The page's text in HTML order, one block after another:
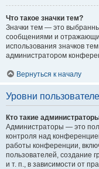
Что такое значки тем?
Значки тем — это
сообщениями и
использования значков
администратором
Вернуться к началу
Уровни
Кто такие
Администраторы — это
контроля над
работы конференции,
пользователей, создание
и т. п., в зависимости от